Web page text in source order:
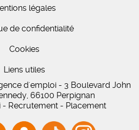
légales
de confidentialité
Cookies
Liens utiles
d'emploi - 3 Boulevard John
66100 Perpignan
Recrutement - Placement